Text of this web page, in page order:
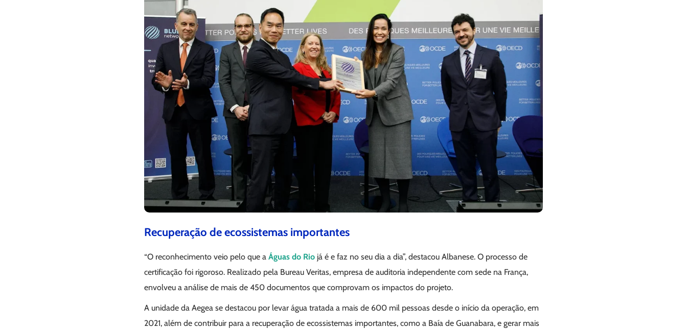
Recuperação de ecossistemas importantes
“O reconhecimento veio pelo que a Águas do Rio já é e faz no seu dia a dia”, destacou Albanese. O processo de
certificação foi rigoroso. Realizado pela Bureau Veritas, empresa de auditoria independente com sede na França,
envolveu a análise de mais de 450 documentos que comprovam os impactos do projeto.
A unidade da Aegea se destacou por levar água tratada a mais de 600 mil pessoas desde o início da operação, em
2021, além de contribuir para a recuperação de ecossistemas importantes, como a Baía de Guanabara, e gerar mais